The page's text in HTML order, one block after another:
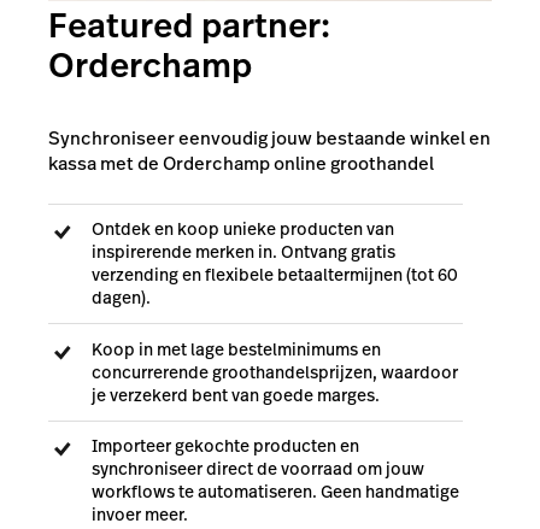
Featured partner:
Orderchamp
Synchroniseer eenvoudig jouw bestaande winkel en
kassa met de Orderchamp online groothandel
Ontdek en koop unieke producten van
inspirerende merken in. Ontvang gratis
verzending en flexibele betaaltermijnen (tot 60
dagen).
Koop in met lage bestelminimums en
concurrerende groothandelsprijzen, waardoor
je verzekerd bent van goede marges.
Importeer gekochte producten en
synchroniseer direct de voorraad om jouw
workflows te automatiseren. Geen handmatige
invoer meer.